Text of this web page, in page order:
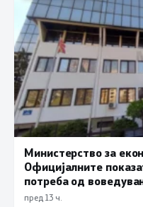
Министерство за
Официјалните
потреба од
мерки, ценовните
пред 13 ч.